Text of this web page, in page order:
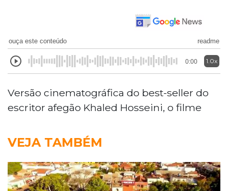
ouça este conteúdo readme
0:00 1.0x
Versão cinematográfica do best-seller do
escritor afegão Khaled Hosseini, o filme
VEJA TAMBÉM